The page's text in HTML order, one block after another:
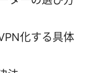
化する具体